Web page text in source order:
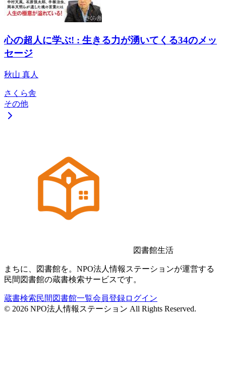
心の超人に学ぶ! : 生きる力が湧いてくる34のメッ
セージ
秋山 真人
さくら舎
その他
図書館生活
まちに、図書館を。NPO法人情報ステーションが運営する
民間図書館の蔵書検索サービスです。
蔵書検索民間図書館一覧会員登録ログイン
© 2026 NPO法人情報ステーション All Rights Reserved.